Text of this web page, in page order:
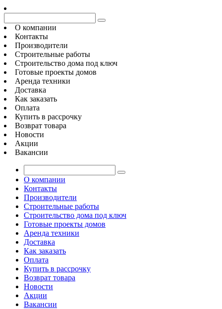
О компании
Контакты
Производители
Строительные работы
Строительство дома под ключ
Готовые проекты домов
Аренда техники
Доставка
Как заказать
Оплата
Купить в рассрочку
Возврат товара
Новости
Акции
Вакансии
О компании
Контакты
Производители
Строительные работы
Строительство дома под ключ
Готовые проекты домов
Аренда техники
Доставка
Как заказать
Оплата
Купить в рассрочку
Возврат товара
Новости
Акции
Вакансии